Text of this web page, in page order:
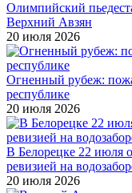
Олимпийский
Верхний Авзян
20 июля 2026
Огненный рубеж:
республике
20 июля 2026
В Белорецке 22 июля
ревизией на
20 июля 2026